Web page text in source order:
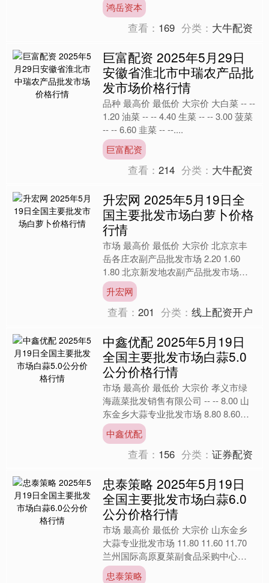
鸿岳资本
查看： 169 分类： 大牛配资
巨富配资 2025年5月29日
安徽省淮北市中瑞农产品批
发市场价格行情
品种 最高价 最低价 大宗价 大白菜 -- --
1.20 油菜 -- -- 4.40 生菜 -- -- 3.00 菠菜
-- -- 6.60 韭菜 -- --....
巨富配资
查看：214 分类： 大牛配资
升宏网 2025年5月19日全
国主要批发市场白萝卜价格
行情
市场 最高价 最低价 大宗价 北京京丰
岳各庄农副产品批发市场 2.20 1.60
1.80 北京新发地农副产品批发市场信
息中心 1.20 0.80 1.00 北....
升宏网
查看：201 分类：线上配资开户
中鑫优配 2025年5月19日
全国主要批发市场白蒜5.0
公分价格行情
市场 最高价 最低价 大宗价 孝义市绿
海蔬菜批发销售有限公司 -- -- 8.00 山
东金乡大蒜专业批发市场 8.80 8.60
8.70 云南云菜集团有限公司....
中鑫优配
查看： 156 分类：证券配资
忠泰策略 2025年5月19日
全国主要批发市场白蒜6.0
公分价格行情
市场 最高价 最低价 大宗价 山东金乡
大蒜专业批发市场 11.80 11.60 11.70
兰州国际高原夏菜副食品采购中心
7.20 6.48 6.67 全国白....
忠泰策略